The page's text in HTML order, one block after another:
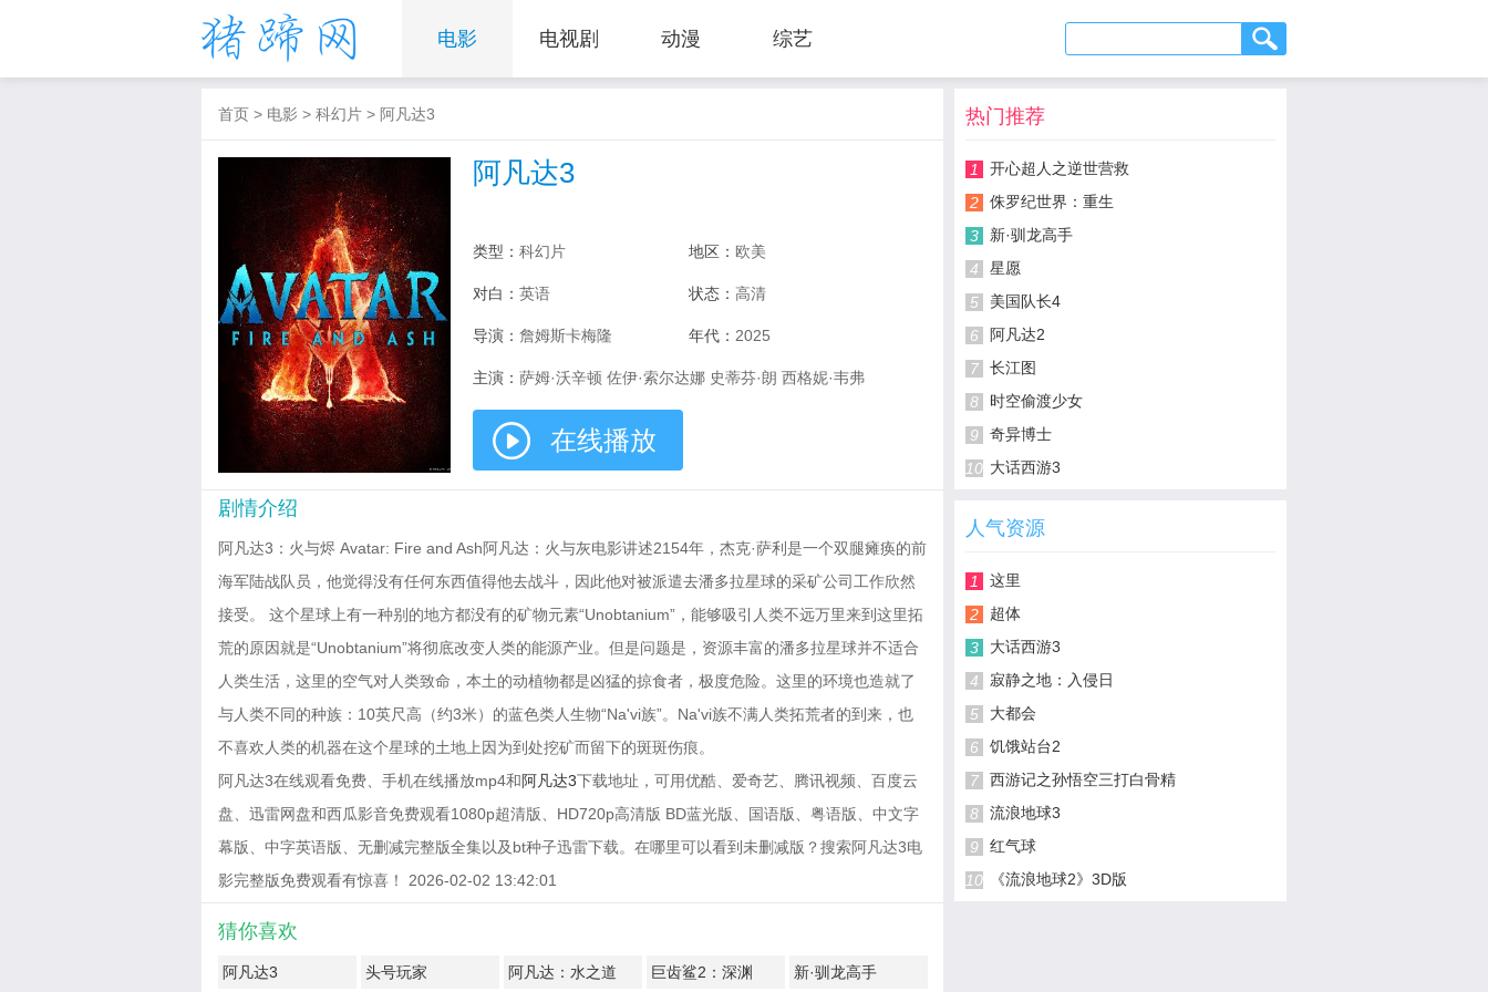
电影 电视剧 动漫 综艺
首页 > 电影 > 科幻片 > 阿凡达3
阿凡达3
类型： 科幻片 地区： 欧美
对白： 英语 状态： 高清
导演： 詹姆斯卡梅隆 年代： 2025
主演： 萨姆·沃辛顿 佐伊·索尔达娜 史蒂芬·朗 西格妮·韦弗
在线播放
剧情介绍
阿凡达3：火与烬 Avatar: Fire and Ash阿凡达：火与灰电影讲述2154年，杰克·萨利是一个双腿瘫痪的前
海军陆战队员，他觉得没有任何东西值得他去战斗，因此他对被派遣去潘多拉星球的采矿公司工作欣然
接受。 这个星球上有一种别的地方都没有的矿物元素“Unobtanium”，能够吸引人类不远万里来到这里拓
荒的原因就是“Unobtanium”将彻底改变人类的能源产业。但是问题是，资源丰富的潘多拉星球并不适合
人类生活，这里的空气对人类致命，本土的动植物都是凶猛的掠食者，极度危险。这里的环境也造就了
与人类不同的种族：10英尺高（约3米）的蓝色类人生物“Na'vi族”。Na'vi族不满人类拓荒者的到来，也
不喜欢人类的机器在这个星球的土地上因为到处挖矿而留下的斑斑伤痕。
阿凡达3在线观看免费、手机在线播放mp4和阿凡达3下载地址，可用优酷、爱奇艺、腾讯视频、百度云
盘、迅雷网盘和西瓜影音免费观看1080p超清版、HD720p高清版 BD蓝光版、国语版、粤语版、中文字
幕版、中字英语版、无删减完整版全集以及bt种子迅雷下载。在哪里可以看到未删减版？搜索阿凡达3电
影完整版免费观看有惊喜！ 2026-02-02 13:42:01
猜你喜欢
阿凡达3 头号玩家 阿凡达：水之道 巨齿鲨2：深渊 新·驯龙高手
热门推荐
1
开心超人之逆世营救
2
侏罗纪世界：重生
3
新·驯龙高手
4
星愿
5
美国队长4
6
阿凡达2
7
长江图
8
时空偷渡少女
9
奇异博士
10 大话西游3
人气资源
1
这里
2
超体
3
大话西游3
4
寂静之地：入侵日
5
大都会
6
饥饿站台2
7
西游记之孙悟空三打白骨精
8
流浪地球3
9
红气球
10
《流浪地球2》3D版